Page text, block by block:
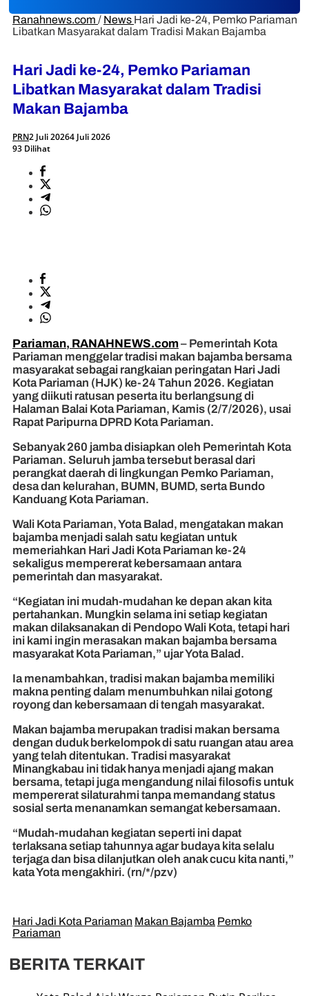
Ranahnews.com / News Hari Jadi ke-24, Pemko Pariaman
Libatkan Masyarakat dalam Tradisi Makan Bajamba
Hari Jadi ke-24, Pemko Pariaman
Libatkan Masyarakat dalam Tradisi
Makan Bajamba
PRN2 Juli 20264 Juli 2026
93 Dilihat
Pariaman, RANAHNEWS.com– Pemerintah Kota
Pariaman menggelar tradisi makan bajamba bersama
masyarakat sebagai rangkaian peringatan Hari Jadi
Kota Pariaman (HJK) ke-24 Tahun 2026. Kegiatan
yang diikuti ratusan peserta itu berlangsung di
Halaman Balai Kota Pariaman, Kamis (2/7/2026), usai
Rapat Paripurna DPRD Kota Pariaman.
Sebanyak 260 jamba disiapkan oleh Pemerintah Kota
Pariaman. Seluruh jamba tersebut berasal dari
perangkat daerah di lingkungan Pemko Pariaman,
desa dan kelurahan, BUMN, BUMD, serta Bundo
Kanduang Kota Pariaman.
Wali Kota Pariaman, Yota Balad, mengatakan makan
bajamba menjadi salah satu kegiatan untuk
memeriahkan Hari Jadi Kota Pariaman ke-24
sekaligus mempererat kebersamaan antara
pemerintah dan masyarakat.
“Kegiatan ini mudah-mudahan ke depan akan kita
pertahankan. Mungkin selama ini setiap kegiatan
makan dilaksanakan di Pendopo Wali Kota, tetapi hari
ini kami ingin merasakan makan bajamba bersama
masyarakat Kota Pariaman,” ujar Yota Balad.
Ia menambahkan, tradisi makan bajamba memiliki
makna penting dalam menumbuhkan nilai gotong
royong dan kebersamaan di tengah masyarakat.
Makan bajamba merupakan tradisi makan bersama
dengan duduk berkelompok di satu ruangan atau area
yang telah ditentukan. Tradisi masyarakat
Minangkabau ini tidak hanya menjadi ajang makan
bersama, tetapi juga mengandung nilai filosofis untuk
mempererat silaturahmi tanpa memandang status
sosial serta menanamkan semangat kebersamaan.
“Mudah-mudahan kegiatan seperti ini dapat
terlaksana setiap tahunnya agar budaya kita selalu
terjaga dan bisa dilanjutkan oleh anak cucu kita nanti,”
kata Yota mengakhiri. (rn/*/pzv)
Hari Jadi Kota Pariaman Makan Bajamba Pemko
Pariaman
BERITA TERKAIT